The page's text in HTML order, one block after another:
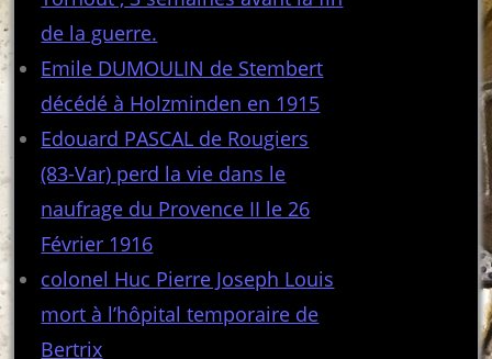
de la guerre.
Emile DUMOULIN de Stembert
décédé à Holzminden en 1915
Edouard PASCAL de Rougiers
(83-Var) perd la vie dans le
naufrage du Provence II le 26
Février 1916
colonel Huc Pierre Joseph Louis
mort à l’hôpital temporaire de
Bertrix